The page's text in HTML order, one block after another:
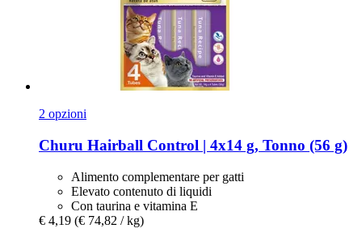
2 opzioni
Churu Hairball Control | 4x14 g, Tonno (56 g)
Alimento complementare per gatti
Elevato contenuto di liquidi
Con taurina e vitamina E
€ 4,19 (€ 74,82 / kg)